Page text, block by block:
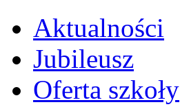
Aktualności
Jubileusz
Oferta szkoły